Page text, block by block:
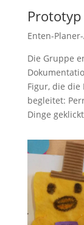
Prototyp
Enten-
Die Gruppe
Figur, die die
begleitet:
Dinge